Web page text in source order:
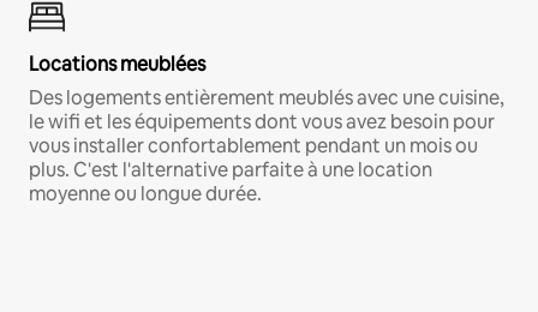
Locations meublées
Des logements entièrement meublés avec une cuisine,
le wifi et les équipements dont vous avez besoin pour
vous installer confortablement pendant un mois ou
plus. C'est l'alternative parfaite à une location
moyenne ou longue durée.